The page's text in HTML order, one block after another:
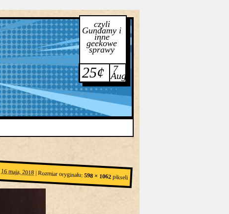
czyli
Gundamy i
inne
geekowe
sprawy
25¢ 7
Aug
16 maja, 2018 |Rozmiar oryginału:598 × 1062pikseli